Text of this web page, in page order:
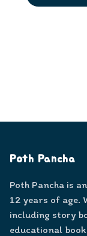
Poth Pancha
Poth Pancha is
12 years of age.
including story
educational